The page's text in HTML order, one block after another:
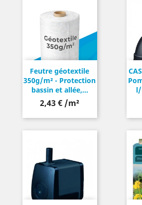
Feutre géotextile
350g/m² - Protection
bassin et allée,...
2,43 € /m²
l/